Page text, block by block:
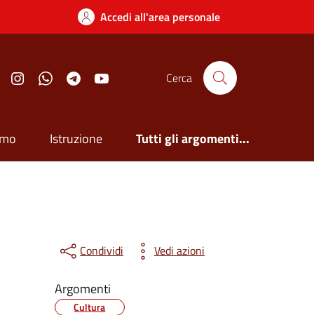
Accedi all'area personale
InstagramWhatsappTelegram Cerca
Istruzione Tutti gli argomenti...
Condividi Vedi azioni
Argomenti
Cultura